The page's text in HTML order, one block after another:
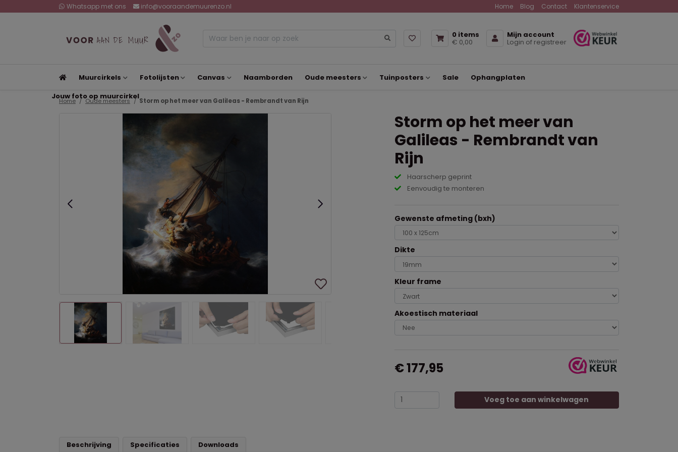
Whatsapp met ons info@vooraandemuurenzo.nl Home Blog Contact Klantenservice
0 items
€ 0,00
Mijn account
Login of registreer
Muurcirkels Fotolijsten Canvas Naamborden Oude meesters Tuinposters Sale
Ophangplaten
Jouw foto op muurcirkel
Home Oude meesters Storm op het meer van Galileas - Rembrandt van Rijn
Storm op het meer van
Galileas - Rembrandt van
Rijn
Haarscherp geprint
Eenvoudig te monteren
Gewenste afmeting (bxh)
Dikte
Kleur frame
Akoestisch materiaal
€ 177,95
Voeg toe aan winkelwagen
Beschrijving Specificaties Downloads